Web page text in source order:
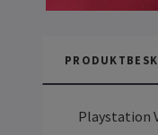
Playstation